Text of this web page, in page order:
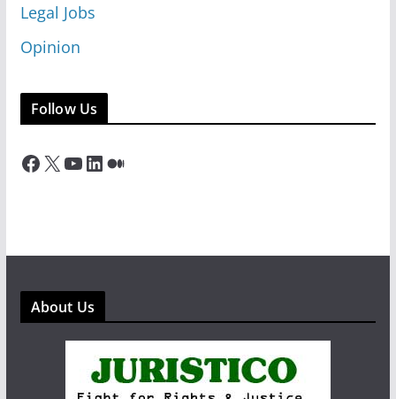
Legal Jobs
Opinion
Follow Us
Facebook X YouTube LinkedIn Medium
About Us